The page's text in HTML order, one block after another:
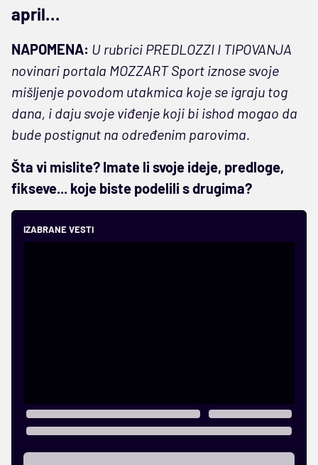
april…
NAPOMENA: U rubrici PREDLOZZI I TIPOVANJA
novinari portala MOZZART Sport iznose svoje
mišljenje povodom utakmica koje se igraju tog
dana, i daju svoje viđenje koji bi ishod mogao da
bude postignut na određenim parovima.
Šta vi mislite? Imate li svoje ideje, predloge,
fikseve... koje biste podelili s drugima?
IZABRANE VESTI